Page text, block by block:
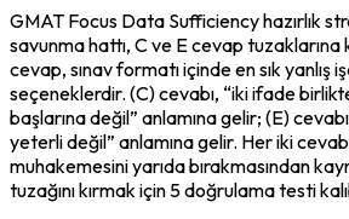
GMAT Focus Data Sufficiency hazırlık
savunma hattı, C ve E cevap tuzaklarına
cevap, sınav formatı içinde en sık yanlış
seçeneklerdir. (C) cevabı, “iki ifade
başlarına değil” anlamına gelir; (E)
yeterli değil” anlamına gelir. Her iki
muhakemesini yarıda bırakmasından
tuzağını kırmak için 5 doğrulama testi